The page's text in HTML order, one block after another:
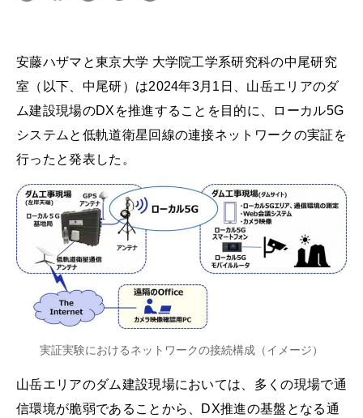
安藤ハザマと東京大学 大学院工学系研究科の中尾研究
室（以下、中尾研）は2024年3月1日、山岳エリアのダ
ム建設現場のDXを推進することを目的に、ローカル5G
システムと低軌道衛星回線の連接ネットワークの実証を
行ったと発表した。
実証実験におけるネットワークの接続構成（イメージ）
山岳エリアのダム建設現場においては、多くの現場で通
信環境が脆弱であることから、DX推進の基盤となる通